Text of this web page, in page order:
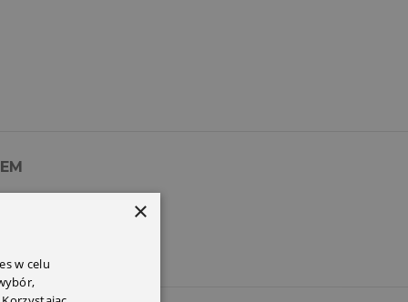
×
w celu